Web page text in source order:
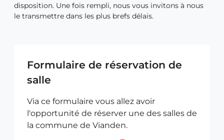
disposition. Une fois rempli, nous vous invitons à nous
le transmettre dans les plus brefs délais.
Formulaire de réservation de
salle
Via ce formulaire vous allez avoir
l'opportunité de réserver une des salles de
la commune de Vianden.